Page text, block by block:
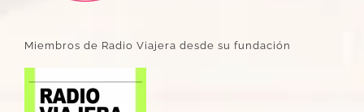
Miembros de Radio Viajera desde su fundación